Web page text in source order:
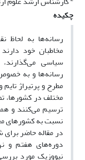
چکیده
رسانه‌ها به لحاظ
مخاطبان خود
سیاسی می‌گذارند،
رسانه‌ها و به
مطرح و پرتیراژ
مختلف در کشورها،
ترسیم می‌کنند و
نسبت به کشورهای
در مقاله حاضر
دوره‌های هفتم و